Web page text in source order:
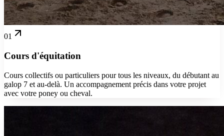
01
Cours d'équitation
Cours collectifs ou particuliers pour tous les niveaux, du débutant au
galop 7 et au-delà. Un accompagnement précis dans votre projet
avec votre poney ou cheval.